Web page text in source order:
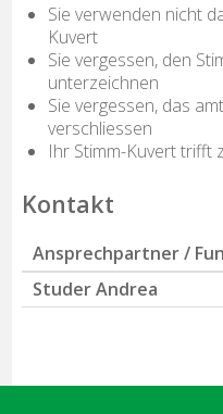
Sie verwenden nicht
Kuvert
Sie vergessen, den
unterzeichnen
Sie vergessen, das
verschliessen
Ihr Stimm-Kuvert trifft
Kontakt
Ansprechpartner /
StuderAndrea